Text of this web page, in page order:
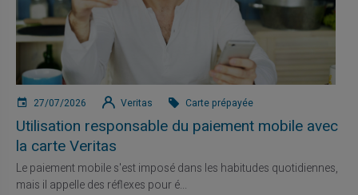
27/07/2026 Veritas Carte prépayée
Utilisation responsable du paiement mobile avec
la carte Veritas
Le paiement mobile s'est imposé dans les habitudes quotidiennes,
mais il appelle des réflexes pour é...